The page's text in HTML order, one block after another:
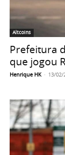
Altcoins
Prefeitura
que jogou
Henrique HK - 13/02/